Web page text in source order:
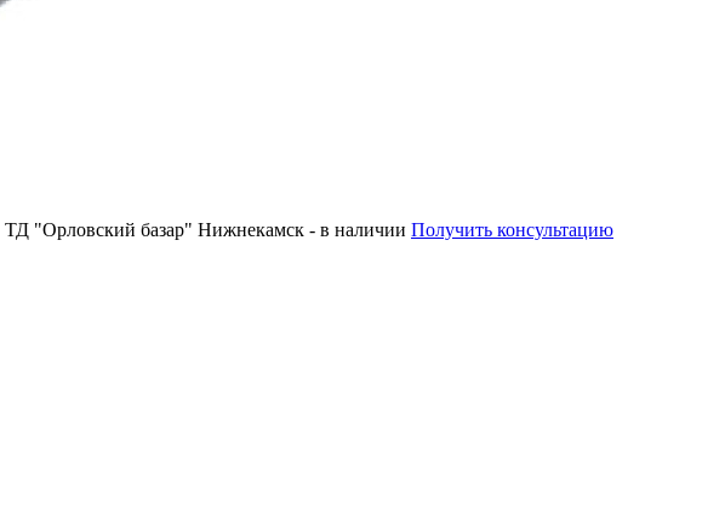
ТД "Орловский базар" Нижнекамск - в наличии Получить консультацию